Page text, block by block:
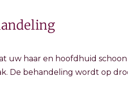
uw haar en hoofdhuid
De behandeling wordt op